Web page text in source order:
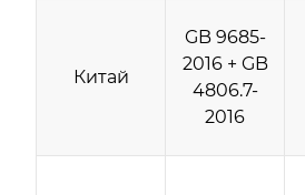
Китай
GB 9685-
2016 + GB
4806.7-
2016